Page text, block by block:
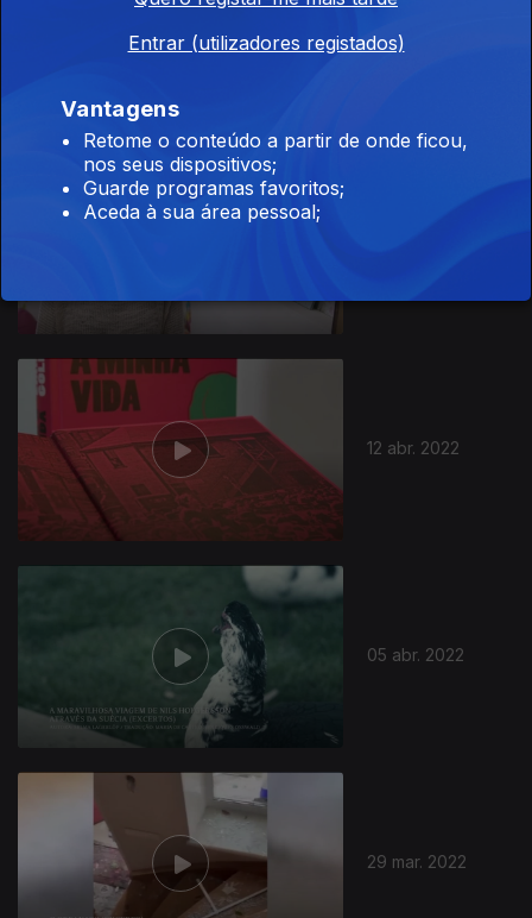
26 abr. 2022
12 abr. 2022
05 abr. 2022
29 mar. 2022
Entrar (utilizadores registados)
Vantagens
Retome o conteúdo a partir de onde ficou,
nos seus dispositivos;
Guarde programas favoritos;
Aceda à sua área pessoal;